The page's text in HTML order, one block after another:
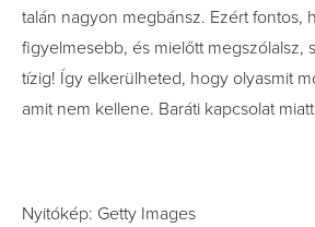
talán nagyon megbánsz. Ezért fontos,
figyelmesebb, és mielőtt megszólalsz,
tízig! Így elkerülheted, hogy olyasmit
amit nem kellene. Baráti kapcsolat
Nyitókép: Getty Images